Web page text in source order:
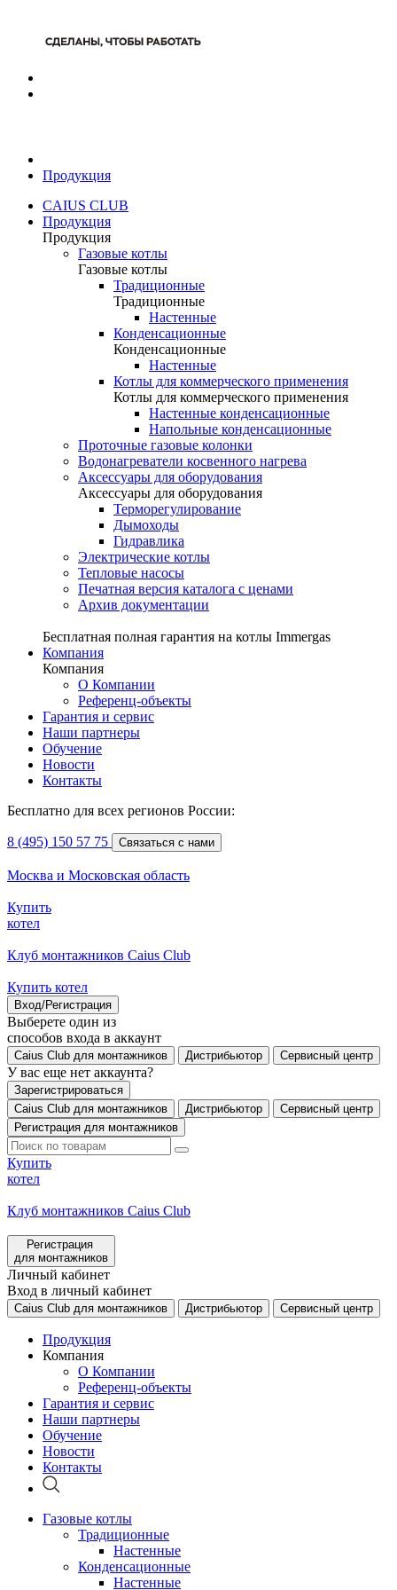
Продукция
CAIUS CLUB
Продукция
Продукция
Газовые котлы
Газовые котлы
Традиционные
Традиционные
Настенные
Конденсационные
Конденсационные
Настенные
Котлы для коммерческого применения
Котлы для коммерческого применения
Настенные конденсационные
Напольные конденсационные
Проточные газовые колонки
Водонагреватели косвенного нагрева
Аксессуары для оборудования
Аксессуары для оборудования
Терморегулирование
Дымоходы
Гидравлика
Электрические котлы
Тепловые насосы
Печатная версия каталога с ценами
Архив документации
Бесплатная полная гарантия на котлы Immergas
Компания
Компания
О Компании
Референц-объекты
Гарантия и сервис
Наши партнеры
Обучение
Новости
Контакты
Бесплатно для всех регионов России:
8 (495) 150 57 75 Связаться с нами
Москва и Московская область
Купить
котел
Клуб монтажников Caius Club
Купить котел
Вход/Регистрация
Выберете один из
способов входа в аккаунт
Caius Club для монтажников Дистрибьютор Сервисный центр
У вас еще нет аккаунта?
Зарегистрироваться
Caius Club для монтажников
Дистрибьютор
Сервисный центр
Регистрация для монтажников
Купить
котел
Клуб монтажников Caius Club
Регистрация
для монтажников
Личный кабинет
Вход в личный кабинет
Caius Club для монтажников Дистрибьютор Сервисный центр
Продукция
Компания
О Компании
Референц-объекты
Гарантия и сервис
Наши партнеры
Обучение
Новости
Контакты
Газовые котлы
Традиционные
Настенные
Конденсационные
Настенные